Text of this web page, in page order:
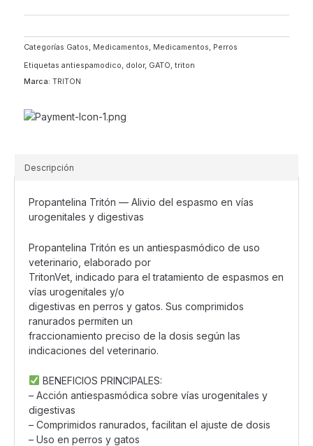
Perros
Gatos
|
Tritón
Categorías Gatos, Medicamentos, Medicamentos, Perros
Etiquetas antiespamodico, dolor, GATO, triton
Marca: TRITON
Descripción
Propantelina Tritón — Alivio del espasmo en vías
urogenitales y digestivas
Propantelina Tritón es un antiespasmódico de uso
veterinario, elaborado por
TritonVet, indicado para el tratamiento de espasmos en
vías urogenitales y/o
digestivas en perros y gatos. Sus comprimidos
ranurados permiten un
fraccionamiento preciso de la dosis según las
indicaciones del veterinario.
BENEFICIOS PRINCIPALES:
– Acción antiespasmódica sobre vías urogenitales y
digestivas
– Comprimidos ranurados, facilitan el ajuste de dosis
– Uso en perros y gatos